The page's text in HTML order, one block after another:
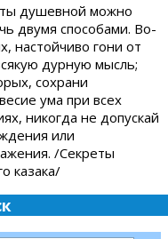
душевной можно
двумя способами. Во-
настойчиво гони от
дурную мысль;
сохрани
ума при всех
никогда не допускай
или
/Секреты
казака/